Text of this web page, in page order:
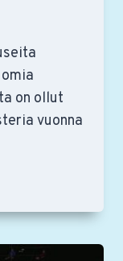
on ollut
vuonna